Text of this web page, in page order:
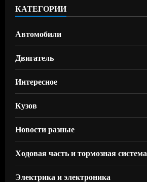
КАТЕГОРИИ
Автомобили
Двигатель
Интересное
Кузов
Новости разные
Ходовая часть и тормозная система
Электрика и электроника